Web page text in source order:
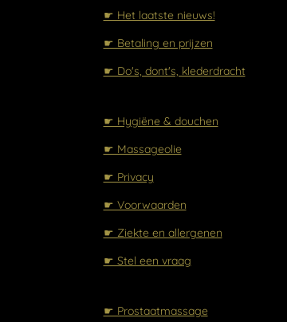
☛ Het laatste nieuws!
☛ Betaling en prijzen
☛ Do's, dont's, klederdracht
☛ Hygiëne & douchen
☛ Massageolie
☛ Privacy
☛ Voorwaarden
☛ Ziekte en allergenen
☛ Stel een vraag
☛ Prostaatmassage